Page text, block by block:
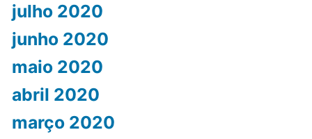
julho 2020
junho 2020
maio 2020
abril 2020
março 2020